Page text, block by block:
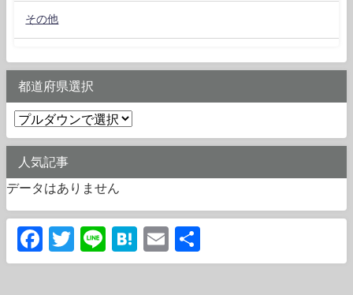
その他
都道府県選択
人気記事
データはありません
Facebook
Twitter
LineHatena
Email
有